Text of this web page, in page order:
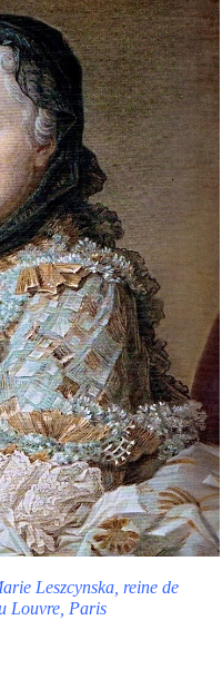
Leszcynska, reine de
Louvre, Paris